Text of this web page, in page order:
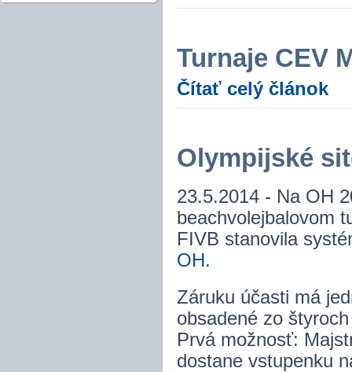
Turnaje CEV
Čítať celý článok
Olympijské
23.5.2014 - Na OH
beachvolejbalovom
FIVB stanovila
OH.
Záruku účasti má
obsadené zo
Prvá možnosť:
dostane vstupenku